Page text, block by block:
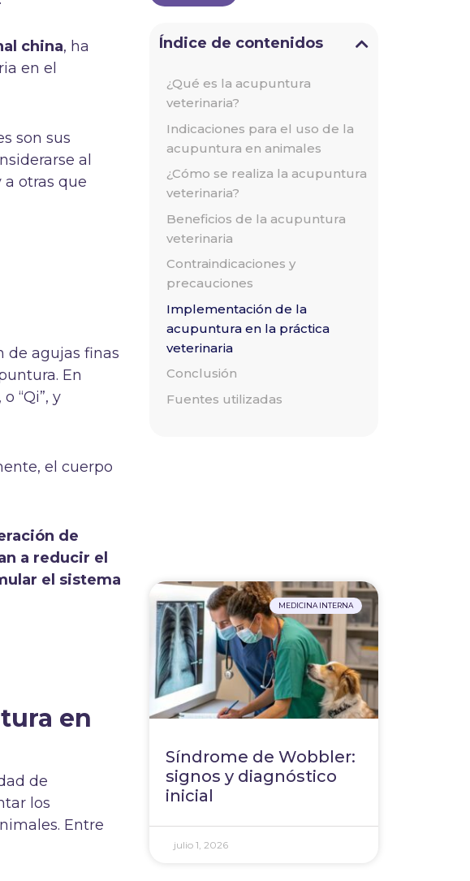
china, ha
en el
son sus
al
otras que
de agujas finas
En
“Qi”, y
el cuerpo
de
a reducir el
el sistema
en
de
los
Entre
Índice de contenidos
¿Qué es la acupuntura
veterinaria?
Indicaciones para el uso de la
acupuntura en animales
¿Cómo se realiza la acupuntura
veterinaria?
Beneficios de la acupuntura
veterinaria
Contraindicaciones y
precauciones
Implementación de la
acupuntura en la práctica
veterinaria
Conclusión
Fuentes utilizadas
MEDICINA INTERNA
Síndrome de Wobbler:
signos y diagnóstico
inicial
julio 1, 2026